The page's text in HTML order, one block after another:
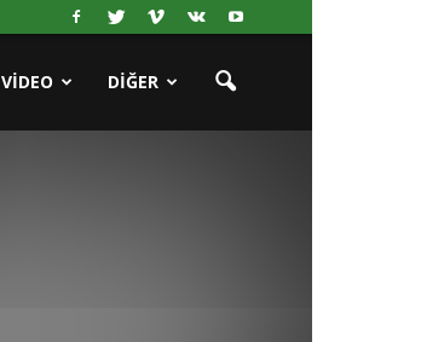
VIDEO DIĞER